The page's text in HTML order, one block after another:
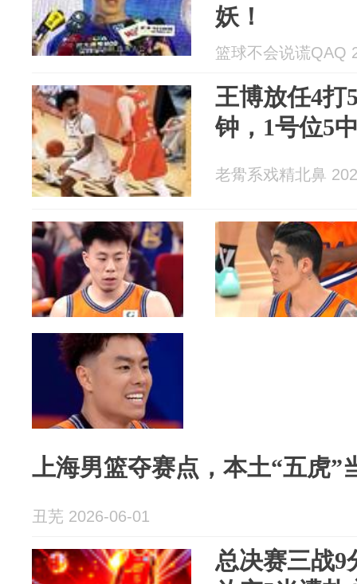
妖！
篮球不会说谎QAQ
王博放任4打
钟，1号位5
老觷系戏精北鼻
上海男篮夺赛点，本土“五虎”
丑芜 2026-06-01
总决赛三战9